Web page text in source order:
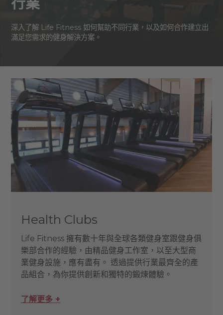
深入了解 Life Fitness 如何幫助不同行業，以及如何合作建立出
滿足您需求的健身解決方案。
Health Clubs
Life Fitness 擁有數十年與全球各類健身室跟健身俱
樂部合作的經驗，由精品健身工作室，以至大型商
業健身設施，應有盡有。 透過提供行業最齊全的產
品組合，為你提供創新和獨特的鍛煉體驗。
了解更多 +